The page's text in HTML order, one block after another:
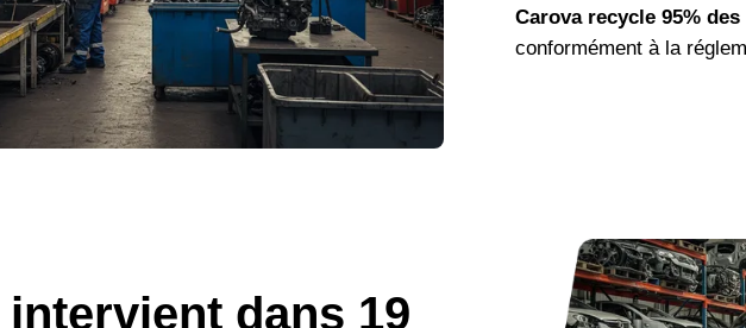
Carova recycle 95%
conformément à la
intervient dans 19